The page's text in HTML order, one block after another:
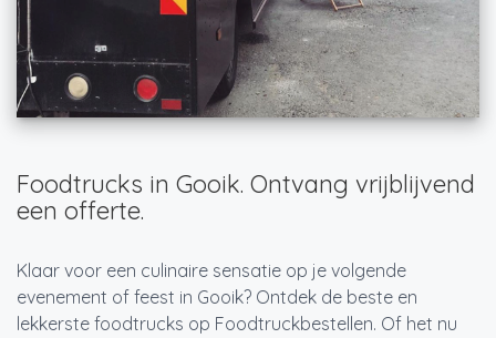
Foodtrucks in Gooik. Ontvang vrijblijvend
een offerte.
Klaar voor een culinaire sensatie op je volgende
evenement of feest in Gooik? Ontdek de beste en
lekkerste foodtrucks op Foodtruckbestellen. Of het nu